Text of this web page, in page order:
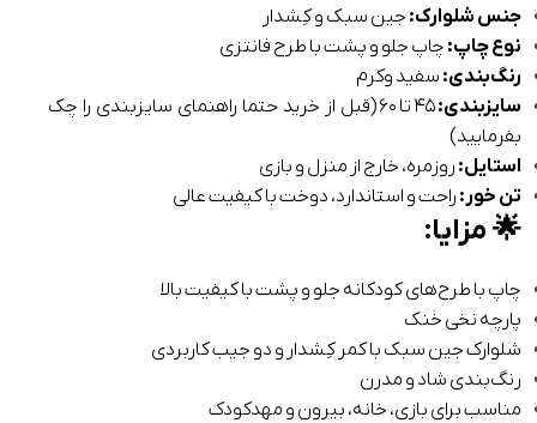
جنس شلوارک: جین سبک و کِشدار
نوع چاپ: چاپ جلو و پشت با طرح فانتزی
رنگ‌بندی: سفید وکرم
سایزبندی:
۴۵ تا ۶۰ (قبل از خرید حتما راهنمای سایزبندی را چک
بفرمایید)
استایل: روزمره، خارج از منزل و بازی
تن خور: راحت و استاندارد، دوخت با کیفیت عالی
🌟مزایا:
چاپ با طرح‌های کودکانه جلو و پشت با کیفیت بالا
پارچه نخی خنک
شلوارک جین سبک با کمر کِشدار و دو جیب کاربردی
رنگ‌بندی شاد و مدرن
مناسب برای بازی، خانه، بیرون و مهدکودک